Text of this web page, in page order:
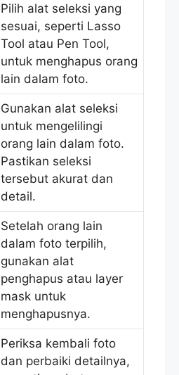
Pilih alat seleksi yang
sesuai, seperti Lasso
Tool atau Pen Tool,
untuk menghapus orang
lain dalam foto.
Gunakan alat seleksi
untuk mengelilingi
orang lain dalam foto.
Pastikan seleksi
tersebut akurat dan
detail.
Setelah orang lain
dalam foto terpilih,
gunakan alat
penghapus atau layer
mask untuk
menghapusnya.
Periksa kembali foto
dan perbaiki detailnya,